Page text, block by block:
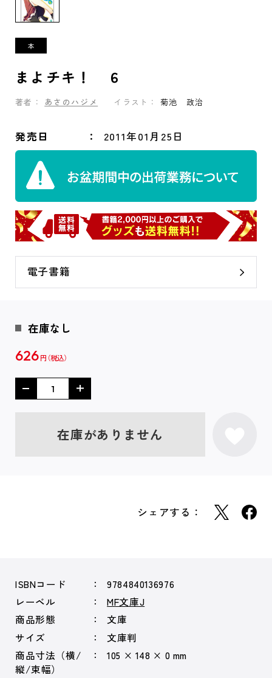
まよチキ！ ６
著者： あさのハジメ イラスト： 菊池 政治
発売日 2011年01月25日
電子書籍
在庫なし
626 円
在庫がありません
シェアする：
ISBNコード
9784840136976
レーベル
MF文庫J
商品形態
文庫
サイズ
文庫判
商品寸法（横/
縦/束幅）
105 × 148 × 0 mm